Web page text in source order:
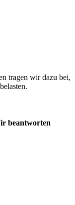
tragen wir dazu bei,
beantworten